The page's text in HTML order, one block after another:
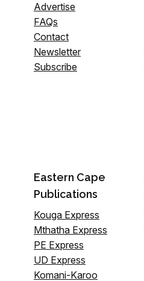
Advertise
FAQs
Contact
Newsletter
Subscribe
Eastern Cape
Publications
Kouga Express
Mthatha Express
PE Express
UD Express
Komani-Karoo